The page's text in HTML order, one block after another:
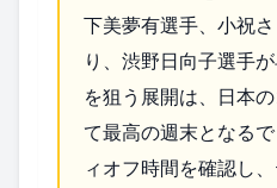
下美夢有選手、小祝
り、渋野日向子選手
を狙う展開は、日本
て最高の週末となる
ィオフ時間を確認し